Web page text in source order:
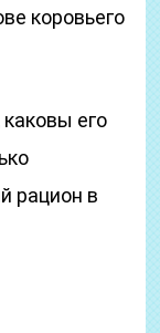
коровьего
его
рацион в